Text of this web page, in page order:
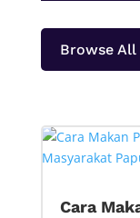
Browse All
Cara